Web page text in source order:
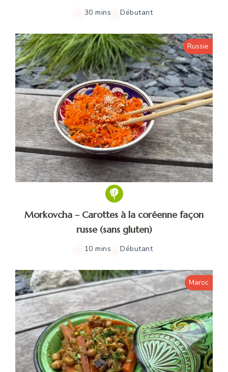
30 mins Débutant
Russie
Morkovcha – Carottes à la coréenne façon
russe (sans gluten)
10 mins Débutant
Maroc